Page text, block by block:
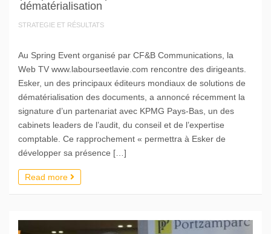
dématérialisation
STRATEGIE ET RÉSULTATS
Au Spring Event organisé par CF&B Communications, la
Web TV www.labourseetlavie.com rencontre des dirigeants.
Esker, un des principaux éditeurs mondiaux de solutions de
dématérialisation des documents, a annoncé récemment la
signature d’un partenariat avec KPMG Pays-Bas, un des
cabinets leaders de l’audit, du conseil et de l’expertise
comptable. Ce rapprochement « permettra à Esker de
développer sa présence […]
Read more